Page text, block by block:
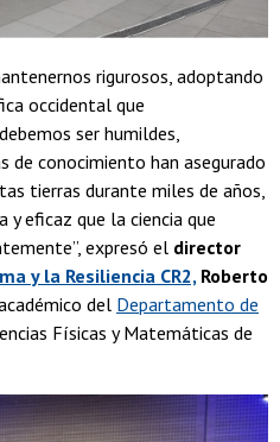
rigurosos, adoptando
occidental que
ser humildes,
de conocimiento han asegurado
tierras durante miles de años,
y eficaz que la ciencia que
expresó el director
y la Resiliencia CR2,Roberto
del Departamento de
Físicas y Matemáticas de